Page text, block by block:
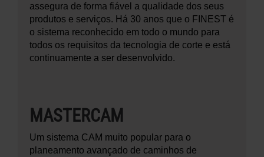
assegura de forma fiável a qualidade dos seus
produtos e serviços. Há 30 anos que o FINEST é
o sistema reconhecido em todo o mundo para
todos os requisitos da tecnologia de corte e está
continuamente a ser desenvolvido.
MASTERCAM
Um sistema CAM muito popular para o
planeamento avançado de caminhos de